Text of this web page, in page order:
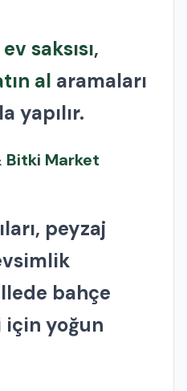
ev saksısı,
al aramaları
yapılır.
Bitki Market
peyzaj
bahçe
yoğun